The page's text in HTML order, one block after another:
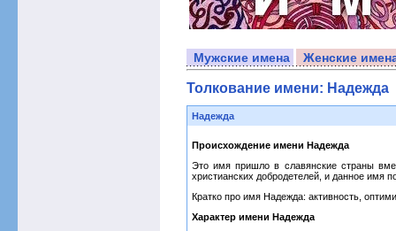
Мужские имена Женские
Толкование имени: Надежда
Надежда
Происхождение имени Надежда
Это имя пришло в славянские страны
христианских добродетелей, и данное имя
Кратко про имя Надежда: активность,
Характер имени Надежда